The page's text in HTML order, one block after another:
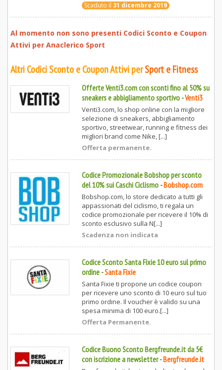
Scaduto il 31 dicembre 2019
Al momento non sono presenti Codici Sconto e Coupon
Attivi per Anaclerico Sport
Altri Codici Sconto e Coupon Attivi perSport e Fitness
Offerte Venti3.com con sconti fino al 50% su
sneakers e abbigliamento sportivo-Venti3
Venti3.com, lo shop online con la migliore
selezione di sneakers, abbigliamento
sportivo, streetwear, running e fitness dei
migliori brand come Nike, [...]
Offerta permanente.
Codice Promozionale Bobshop per sconto
del 10% sui Caschi Ciclismo-Bobshop.com
Bobshop.com, lo store dedicato a tutti gli
appassionati del ciclismo, ti regala un
codice promozionale per ricevere il 10% di
sconto esclusivo sulla N[...]
Scadenza non indicata
Codice Sconto Santa Fixie 10 euro sul primo
ordine-Santa Fixie
Santa Fixie ti propone un codice coupon
per ricevere uno sconto di 10 euro sul tuo
primo ordine. Il voucher è valido su una
spesa minima di 100 euro.[...]
Offerta Permanente.
Codice Buono Sconto Bergfreunde.it da 5€
con iscrizione a newsletter-Bergfreunde.it